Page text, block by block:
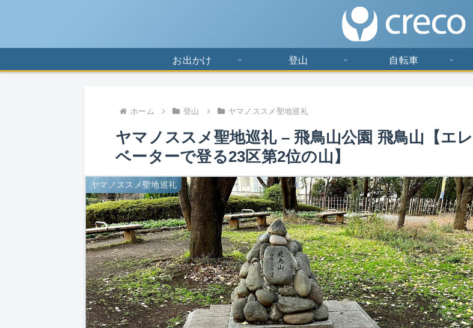
お出かけ 登山 自転車
ホーム 登山 ヤマノススメ聖地巡礼
ヤマノススメ聖地巡礼 – 飛鳥山公園 飛鳥山【エレ
ベーターで登る23区第2位の山】
ヤマノススメ聖地巡礼